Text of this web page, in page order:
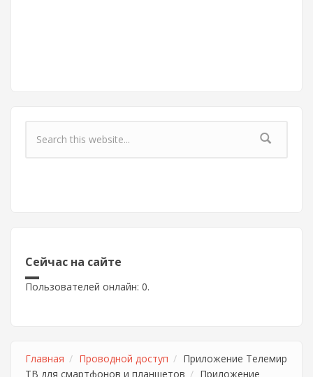
Форма поиска
Сейчас на сайте
Пользователей онлайн: 0.
Главная Проводной доступ
Приложение Телемир
ТВ для смартфонов и планшетов
Приложение